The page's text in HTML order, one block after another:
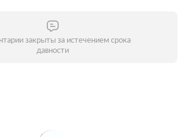
закрыты за истечением срока
давности